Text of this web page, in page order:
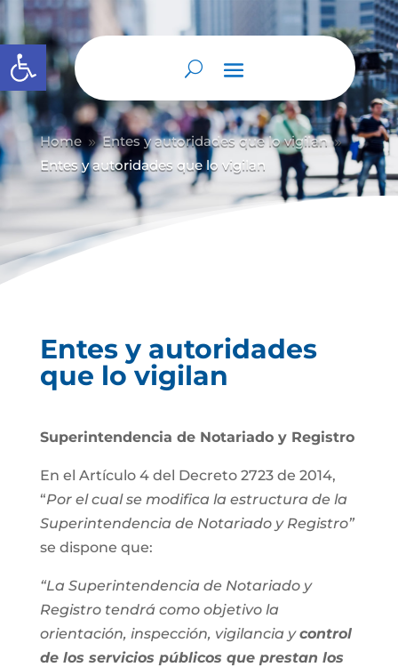
Abrir barra de herramientas
Home 9 Entes y autoridades que lo vigilan 9
Entes y autoridades que lo vigilan
Entes y autoridades
que lo vigilan
Superintendencia de Notariado y Registro
En el Artículo 4 del Decreto 2723 de 2014,
“Por el cual se modifica la estructura de la
Superintendencia de Notariado y Registro”
se dispone que:
“La Superintendencia de Notariado y
Registro tendrá como objetivo la
orientación, inspección, vigilancia ycontrol
de los servicios públicos que prestan los